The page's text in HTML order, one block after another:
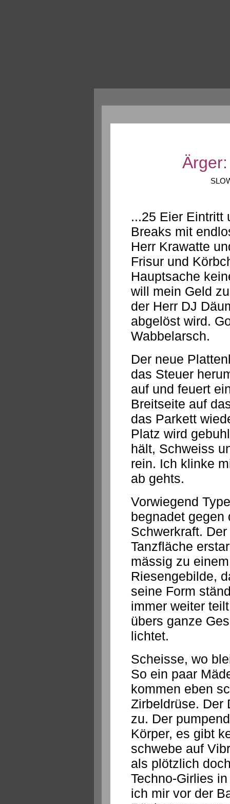
...25 Eier Eintritt
Breaks mit
Herr Krawatte
Frisur und
Hauptsache
will mein Geld
der Herr DJ
abgelöst wird.
Wabbelarsch.
Der neue
das Steuer
auf und feuert
Breitseite auf
das Parkett
Platz wird
hält, Schweiss
rein. Ich klinke
ab gehts.
Vorwiegend
begnadet gegen
Schwerkraft.
Tanzfläche
mässig zu
Riesengebilde,
seine Form
immer weiter
übers ganze
lichtet.
Scheisse, wo
So ein paar
kommen eben
Zirbeldrüse. Der
zu. Der
Körper, es gibt
schwebe auf
als plötzlich
Techno-Girlies
ich mir vor der